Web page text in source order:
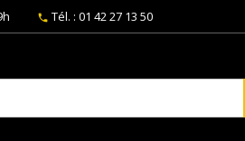
phone Tél. : 01 42 27 13 50